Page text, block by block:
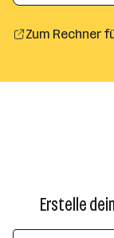
Zum Rechner
Erstelle